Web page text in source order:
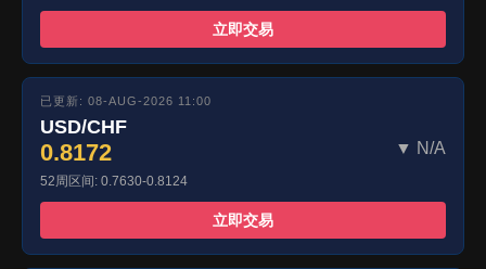
立即交易
已更新: 08-AUG-2026 11:00
USD/CHF
0.8172 ▼ N/A
52周区间: 0.7630-0.8124
立即交易